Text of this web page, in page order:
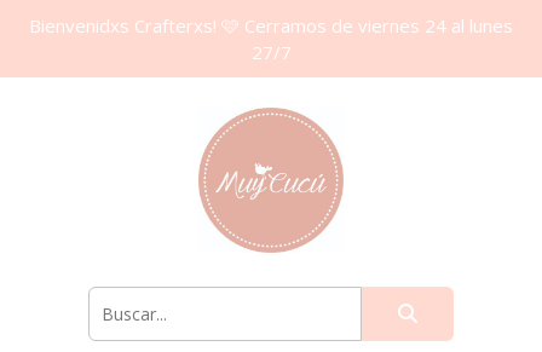
Bienvenidxs Crafterxs! 🩷 Cerramos de viernes 24 al lunes
27/7